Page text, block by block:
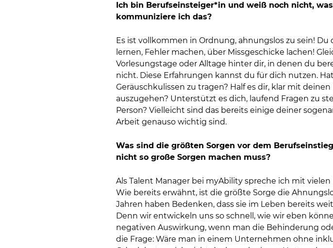
Ich bin Berufseinsteiger*in und weiß noch nicht,
kommuniziere ich das?
Es ist vollkommen in Ordnung, ahnungslos zu sein!
lernen, Fehler machen, über Missgeschicke lachen!
Vorlesungstage oder Alltage hinter dir, in denen du
nicht. Diese Erfahrungen kannst du für dich nutzen.
Geräuschkulissen zu tragen? Half es dir, klar mit
auszugehen? Unterstützt es dich, laufend Fragen zu
Person? Vielleicht sind das bereits einige deiner
Arbeit genauso wichtig sind.
Was sind die größten Sorgen vor dem
nicht so große Sorgen machen muss?
Als Talent Manager bei myAbility spreche ich mit
Wie bereits erwähnt, ist die größte Sorge die
Jahren haben Bedenken, dass sie im Leben bereits
Denn wir entwickeln uns so schnell, wie wir eben
negativen Auswirkung, wenn man die Behinderung
die Frage: Wäre man in einem Unternehmen ohne